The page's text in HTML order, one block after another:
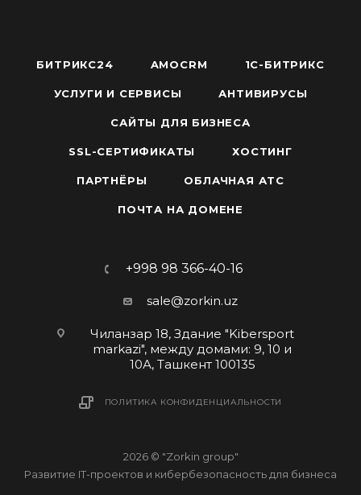
БИТРИКС24 AMOCRM 1С-БИТРИКС
УСЛУГИ И СЕРВИСЫ АНТИВИРУСЫ
САЙТЫ ДЛЯ БИЗНЕСА
SSL-СЕРТИФИКАТЫ ХОСТИНГ
ПАРТНЁРЫ ОБЛАЧНАЯ АТС
ПОЧТА НА ДОМЕНЕ
+998 98 366-40-16
sale@zorkin.uz
Чиланзар 18, Здание "Kibersport
markazi", между домами: 9, 10 и
10А, Ташкент 100135
ПОЛИТИКА КОНФИДЕНЦИАЛЬНОСТИ
2026 © "Zorkin group"
Развитие IT-проектов и кибербезопасность для бизнеса